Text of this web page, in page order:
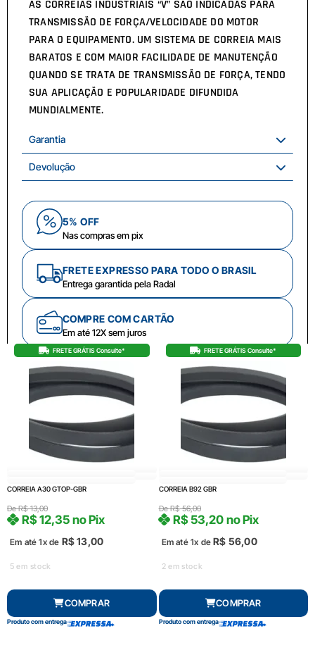
AS CORREIAS INDUSTRIAIS “V” SÃO INDICADAS PARA
TRANSMISSÃO DE FORÇA/VELOCIDADE DO MOTOR
PARA O EQUIPAMENTO. UM SISTEMA DE CORREIA MAIS
BARATOS E COM MAIOR FACILIDADE DE MANUTENÇÃO
QUANDO SE TRATA DE TRANSMISSÃO DE FORÇA, TENDO
SUA APLICAÇÃO E POPULARIDADE DIFUNDIDA
MUNDIALMENTE.
Garantia
Devolução
5% OFF
Nas compras em pix
FRETE EXPRESSO PARA TODO O BRASIL
Entrega garantida pela Radal
COMPRE COM CARTÃO
Em até 12X sem juros
FRETE GRÁTIS Consulte*
CORREIA A30 GTOP-GBR
DeR$13,00
Em até 1x de R$13,00
R$12,35 no Pix
5 em stock
COMPRAR
Produto com entrega
FRETE GRÁTIS Consulte*
CORREIA B92 GBR
DeR$56,00
Em até 1x de R$ 56,00
R$ 53,20 no Pix
2 em stock
COMPRAR
Produto com entrega